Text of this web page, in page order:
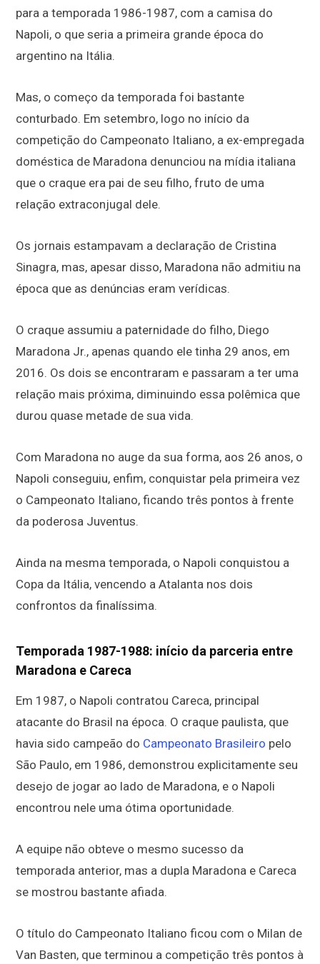
para a temporada 1986-1987, com a camisa do
Napoli, o que seria a primeira grande época do
argentino na Itália.
Mas, o começo da temporada foi bastante
conturbado. Em setembro, logo no início da
competição do Campeonato Italiano, a ex-empregada
doméstica de Maradona denunciou na mídia italiana
que o craque era pai de seu filho, fruto de uma
relação extraconjugal dele.
Os jornais estampavam a declaração de Cristina
Sinagra, mas, apesar disso, Maradona não admitiu na
época que as denúncias eram verídicas.
O craque assumiu a paternidade do filho, Diego
Maradona Jr., apenas quando ele tinha 29 anos, em
2016. Os dois se encontraram e passaram a ter uma
relação mais próxima, diminuindo essa polêmica que
durou quase metade de sua vida.
Com Maradona no auge da sua forma, aos 26 anos, o
Napoli conseguiu, enfim, conquistar pela primeira vez
o Campeonato Italiano, ficando três pontos à frente
da poderosa Juventus.
Ainda na mesma temporada, o Napoli conquistou a
Copa da Itália, vencendo a Atalanta nos dois
confrontos da finalíssima.
Temporada 1987-1988: início da parceria entre
Maradona e Careca
Em 1987, o Napoli contratou Careca, principal
atacante do Brasil na época. O craque paulista, que
havia sido campeão do Campeonato Brasileiro pelo
São Paulo, em 1986, demonstrou explicitamente seu
desejo de jogar ao lado de Maradona, e o Napoli
encontrou nele uma ótima oportunidade.
A equipe não obteve o mesmo sucesso da
temporada anterior, mas a dupla Maradona e Careca
se mostrou bastante afiada.
O título do Campeonato Italiano ficou com o Milan de
Van Basten, que terminou a competição três pontos à